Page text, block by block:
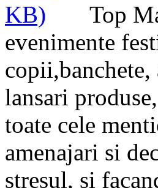
Top
evenimente
copii,banchete,
lansari
toate cele
amenajari si
stresul, si